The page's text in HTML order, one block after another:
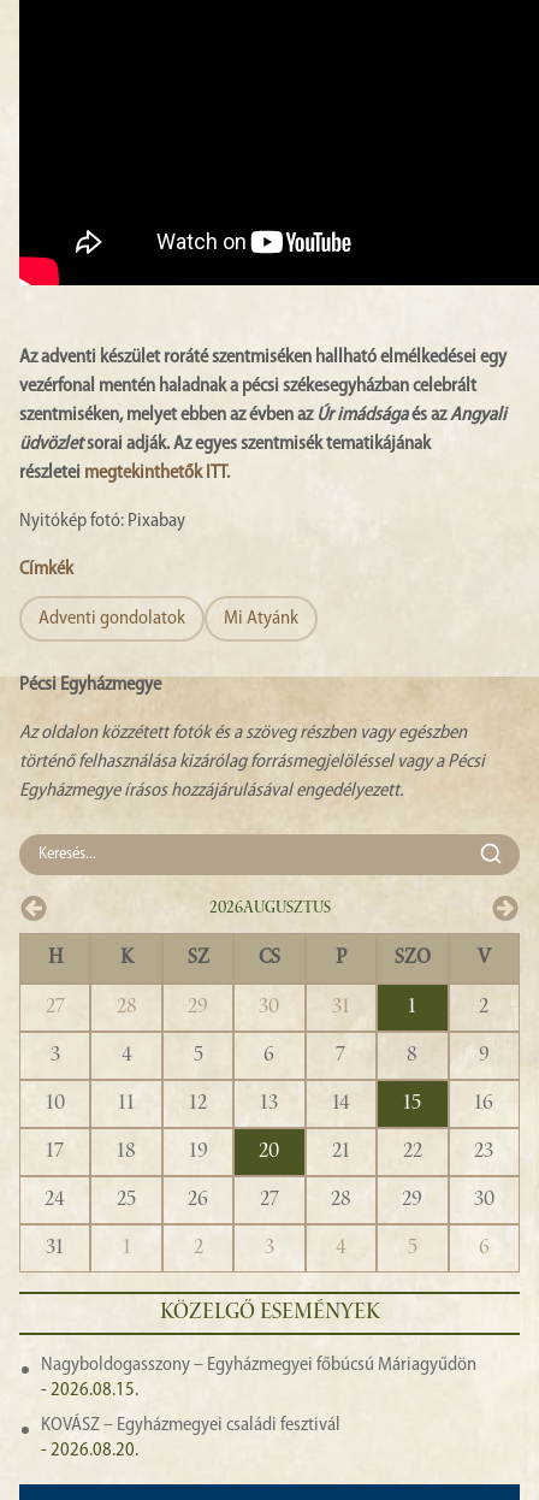
Az adventi készület roráté szentmiséken hallható elmélkedései egy
vezérfonal mentén haladnak a pécsi székesegyházban celebrált
szentmiséken, melyet ebben az évben az Úr imádságaés azAngyali
üdvözletsorai adják. Az egyes szentmisék tematikájának
részletei megtekinthetők ITT.
Nyitókép fotó: Pixabay
Címkék
Adventi gondolatok Mi Atyánk
Pécsi Egyházmegye
Az oldalon közzétett fotók és a szöveg részben vagy egészben
történő felhasználása kizárólag forrásmegjelöléssel vagy a Pécsi
Egyházmegye írásos hozzájárulásával engedélyezett.
2026Augusztus
H K SZ CS P SZO V
27 28 29 30 31 1
2
3
4 5 6 7 8
9
10
11 12 13 14 15
16
17
18 19 20 21 22
23
24
25 26 27 28 29
30
31
1 2 3 4 5 6
KÖZELGŐ ESEMÉNYEK
Nagyboldogasszony – Egyházmegyei főbúcsú Máriagyűdön
- 2026.08.15.
KOVÁSZ – Egyházmegyei családi fesztivál
- 2026.08.20.